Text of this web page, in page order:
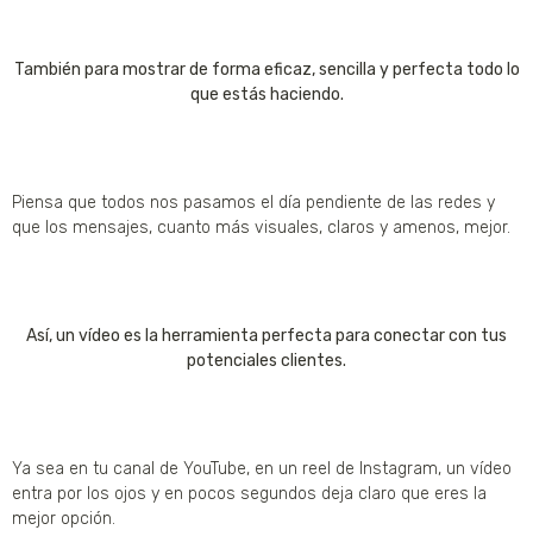
También para mostrar de forma eficaz, sencilla y perfecta todo lo
que estás haciendo.
Piensa que todos nos pasamos el día pendiente de las redes y
que los mensajes, cuanto más visuales, claros y amenos, mejor.
Así, un vídeo es la herramienta perfecta para conectar con tus
potenciales clientes.
Ya sea en tu canal de YouTube, en un reel de Instagram, un vídeo
entra por los ojos y en pocos segundos deja claro que eres la
mejor opción.